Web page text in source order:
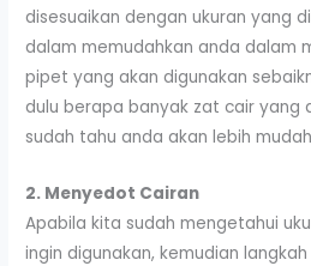
disesuaikan dengan ukuran yang
dalam memudahkan anda dalam
pipet yang akan digunakan
dulu berapa banyak zat cair yang
sudah tahu anda akan lebih
2. Menyedot Cairan
Apabila kita sudah mengetahui
ingin digunakan, kemudian